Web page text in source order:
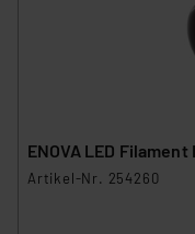
ENOVA LED
Artikel-Nr. 254260